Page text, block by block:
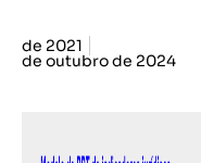
de 2021
de outubro de 2024